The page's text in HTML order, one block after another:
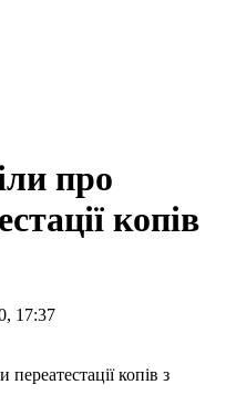
про
копів
17:37